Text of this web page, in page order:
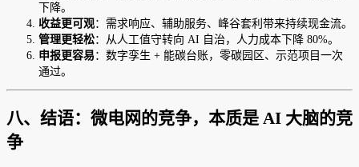
下降。
收益更可观：需求响应、辅助服务、峰谷套利带来持续现金流。
管理更轻松：从人工值守转向 AI 自治，人力成本下降 80%。
申报更容易 ：数字孪生 + 能碳台账，零碳园区、示范项目一次
通过。
八、结语：微电网的竞争，本质是 AI 大脑的竞
争